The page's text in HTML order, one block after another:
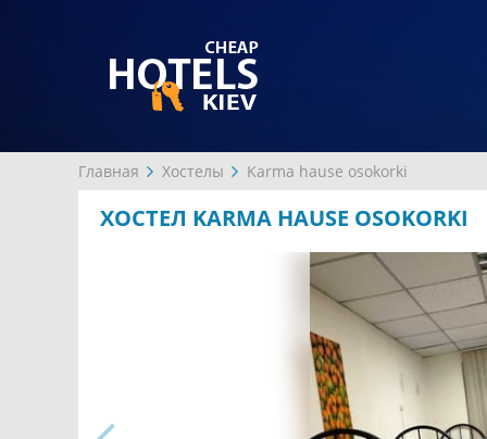
Главная Хостелы Karma hause osokorki
ХОСТЕЛ KARMA HAUSE OSOKORKI